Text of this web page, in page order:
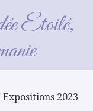
Etoilé,
Expositions 2023